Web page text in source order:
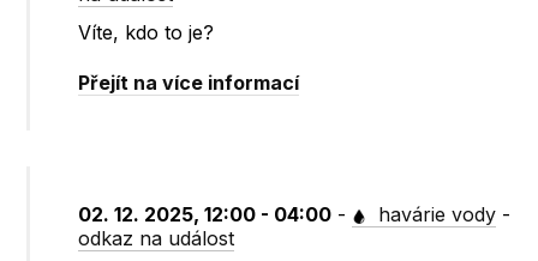
Víte, kdo to je?
Přejít na více informací
02. 12. 2025, 12:00 - 04:00 - havárie vody -
odkaz na událost